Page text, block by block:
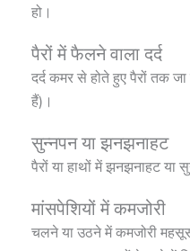
हो।
पैरों में फैलने वाला दर्द
दर्द कमर से होते हुए पैरों तक
हैं)।
सुन्नपन या झनझनाहट
पैरों या हाथों में झनझनाहट या
मांसपेशियों में कमजोरी
चलने या उठने में कमजोरी